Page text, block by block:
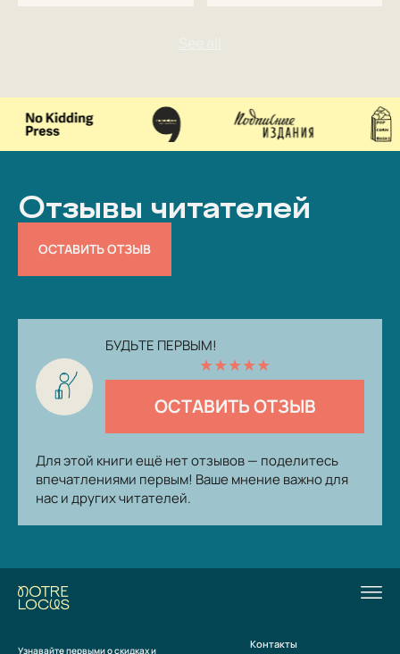
Отзывы читателей
ОСТАВИТЬ ОТЗЫВ
БУДЬТЕ ПЕРВЫМ!
★★★★★
ОСТАВИТЬ ОТЗЫВ
Для этой книги ещё нет отзывов — поделитесь
впечатлениями первым! Ваше мнение важно для
нас и других читателей.
Узнавайте первыми о скидках и Контакты